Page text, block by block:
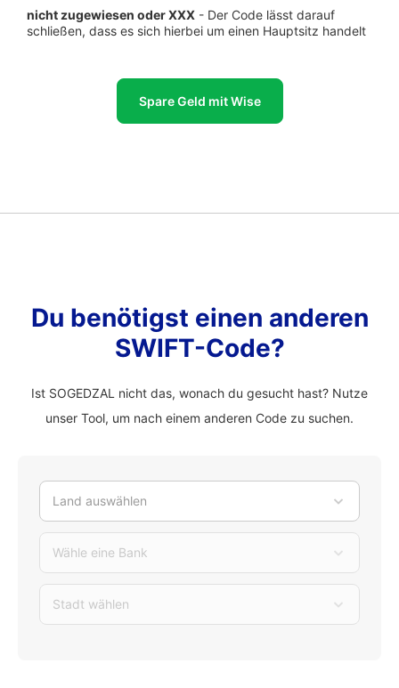
nicht zugewiesen oder XXX - Der Code lässt darauf
schließen, dass es sich hierbei um einen Hauptsitz handelt
Spare Geld mit Wise
Du benötigst einen anderen
SWIFT-Code?
Ist SOGEDZAL nicht das, wonach du gesucht hast? Nutze
unser Tool, um nach einem anderen Code zu suchen.
Land auswählen
Wähle eine Bank
Stadt wählen